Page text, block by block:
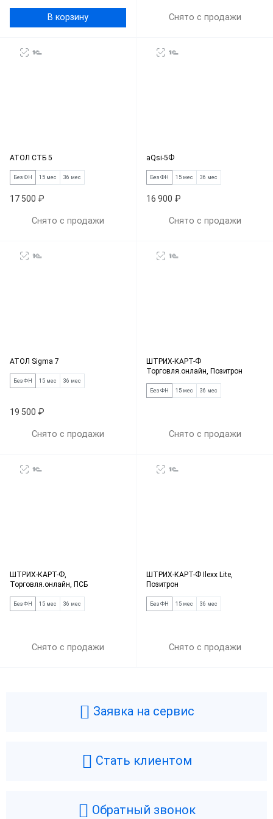
В корзину Снято с продажи
АТОЛ СТБ 5
Без ФН 15 мес 36 мес
17 500 ₽
Снято с продажи
aQsi-5Ф
Без ФН 15 мес 36 мес
16 900 ₽
Снято с продажи
АТОЛ Sigma 7
Без ФН 15 мес 36 мес
19 500 ₽
Снято с продажи
ШТРИХ-КАРТ-Ф
Торговля.онлайн, Позитрон
Без ФН 15 мес 36 мес
Снято с продажи
ШТРИХ-КАРТ-Ф,
Торговля.онлайн, ПСБ
Без ФН 15 мес 36 мес
Снято с продажи
ШТРИХ-КАРТ-Ф Ilexx Lite,
Позитрон
Без ФН 15 мес 36 мес
Снято с продажи
Заявка на сервис
Стать клиентом
Обратный звонок